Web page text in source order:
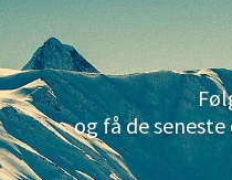
og få de